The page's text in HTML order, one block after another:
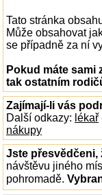
Tato stránka
Může obsahovat
se případně za ní
Pokud máte sami
tak ostatním
Zajímají-li vás
Další odkazy: lékař
nákupy
Jste přesvědčeni,
návštěvu jiného
pohromadě.